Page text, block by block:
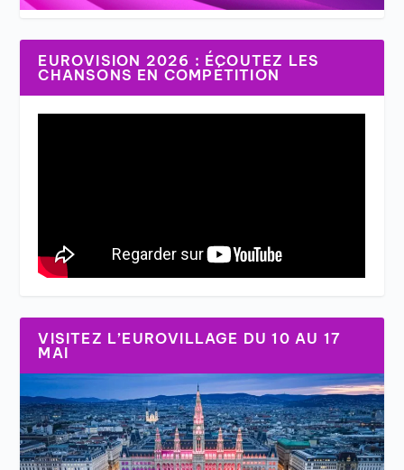
EUROVISION 2026 : ÉCOUTEZ LES
CHANSONS EN COMPÉTITION
VISITEZ L’EUROVILLAGE DU 10 AU 17
MAI